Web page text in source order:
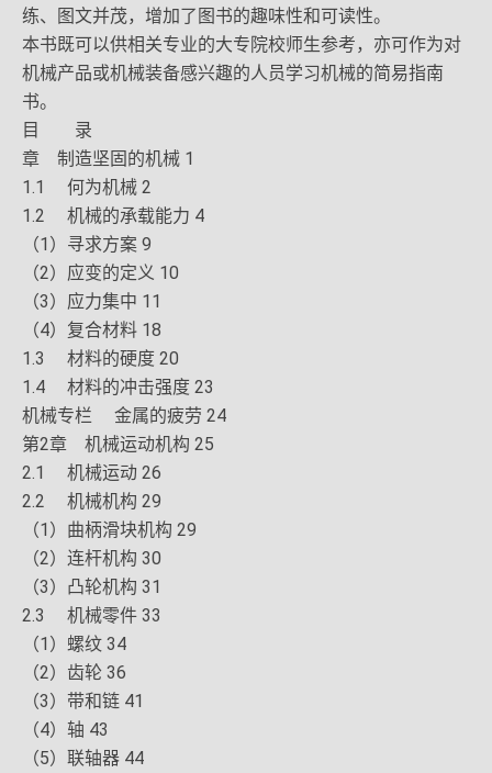
练、图文并茂，增加了图书的趣味性和可读性。
本书既可以供相关专业的大专院校师生参考，亦可作为对
机械产品或机械装备感兴趣的人员学习机械的简易指南
书。
目 录
章 制造坚固的机械 1
1.1 何为机械 2
1.2 机械的承载能力 4
（1）寻求方案 9
（2）应变的定义 10
（3）应力集中 11
（4）复合材料 18
1.3 材料的硬度 20
1.4 材料的冲击强度 23
机械专栏 金属的疲劳 24
第2章 机械运动机构 25
2.1 机械运动 26
2.2 机械机构 29
（1）曲柄滑块机构 29
（2）连杆机构 30
（3）凸轮机构 31
2.3 机械零件 33
（1）螺纹 34
（2）齿轮 36
（3）带和链 41
（4）轴 43
（5）联轴器 44